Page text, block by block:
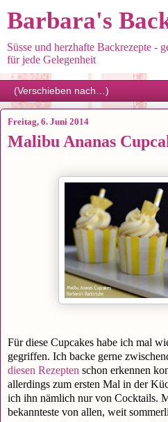
Barbara's
Süsse und herzhafte Backrezepte -
für jede Gelegenheit
Freitag, 6. Juni 2014
Malibu Ananas
Für diese Cupcakes habe ich mal
gegriffen. Ich backe gerne
diesen Rezepten schon erkennen
allerdings zum ersten Mal in der
ich ihn nämlich nur von Cocktails.
bekannteste von allen, weit